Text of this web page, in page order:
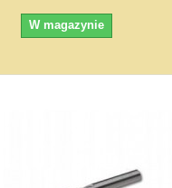
W magazynie